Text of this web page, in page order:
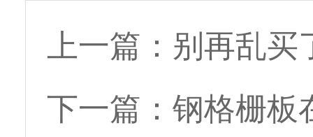
上一篇： 别再乱买
下一篇：钢格栅板